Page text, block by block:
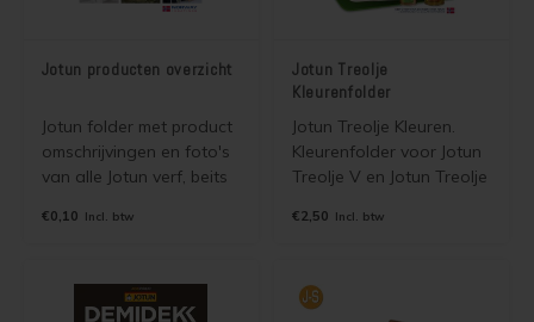
Jotun producten overzicht
Jotun folder met product
omschrijvingen en foto's
van alle Jotun verf, beits
Wordt gratis verzonden
€0,10 Incl. btw
Jotun Treolje
Kleurenfolder
Jotun Treolje Kleuren.
Kleurenfolder voor Jotun
Treolje V en Jotun Treolje
verzonden als
€2,50 Incl. btw